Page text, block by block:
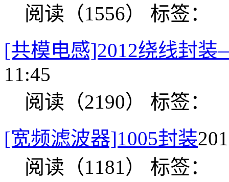
阅读（1556） 标签：
[共模电感]2012绕线封
11:45
阅读（2190） 标签：
[宽频滤波器]1005封装
阅读（1181） 标签：